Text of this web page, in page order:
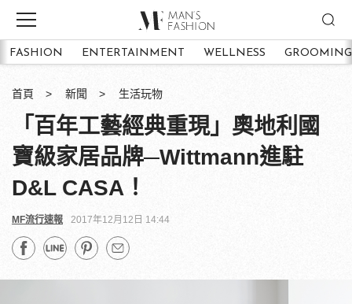
FASHION ENTERTAINMENT WELLNESS GROOMING
首頁 新聞 生活玩物
「百年工藝經典重現」奧地利國
寶級家居品牌─Wittmann進駐
D&L CASA！
MF流行速報 2017年12月12日 14:44